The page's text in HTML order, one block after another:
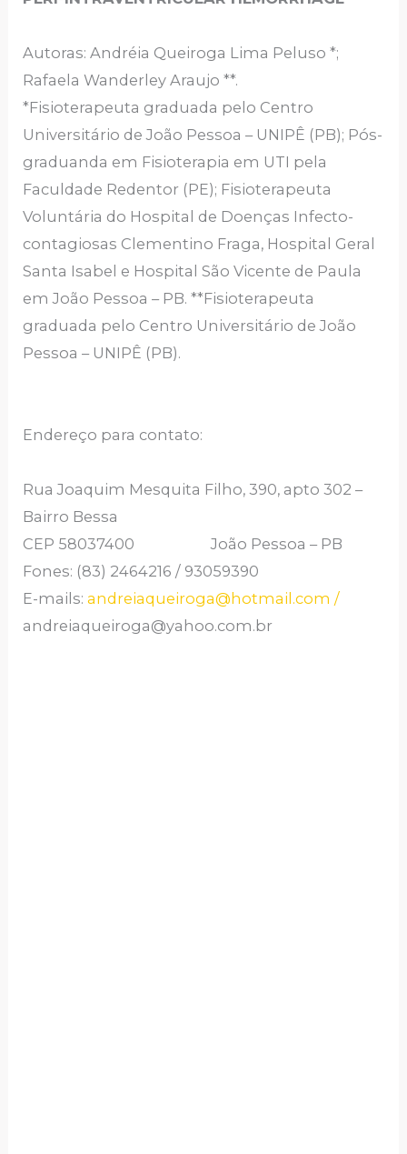
Autoras: Andréia Queiroga Lima Peluso *;
Rafaela Wanderley Araujo **.
*Fisioterapeuta graduada pelo Centro
Universitário de João Pessoa – UNIPÊ (PB); Pós-
graduanda em Fisioterapia em UTI pela
Faculdade Redentor (PE); Fisioterapeuta
Voluntária do Hospital de Doenças Infecto-
contagiosas Clementino Fraga, Hospital Geral
Santa Isabel e Hospital São Vicente de Paula
em João Pessoa – PB. **Fisioterapeuta
graduada pelo Centro Universitário de João
Pessoa – UNIPÊ (PB).
Endereço para contato:
Rua Joaquim Mesquita Filho, 390, apto 302 –
Bairro Bessa
CEP 58037400 João Pessoa – PB
Fones: (83) 2464216 / 93059390
E-mails:andreiaqueiroga@hotmail.com /
andreiaqueiroga@yahoo.com.br